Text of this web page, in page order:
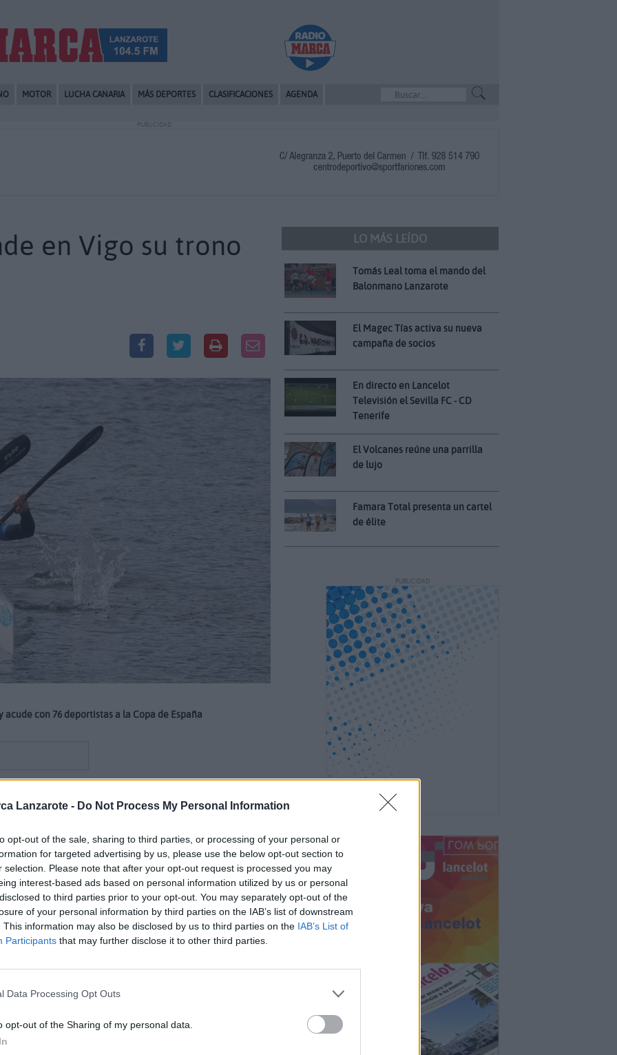
Lanzarote - Do Not Process My Personal Information
opt-out of the sale, sharing to third parties, or processing of your personal or
for targeted advertising by us, please use the below opt-out section to
selection. Please note that after your opt-out request is processed you may
interest-based ads based on personal information utilized by us or personal
to third parties prior to your opt-out. You may separately opt-out of the
of your personal information by third parties on the IAB’s list of downstream
This information may also be disclosed by us to third parties on the IAB’s List of
Participants that may further disclose it to other third parties.
Data Processing Opt Outs
opt-out of the Sharing of my personal data.
MOTOR LUCHA CANARIA MÁS DEPORTES CLASIFICACIONES
AGENDA
PUBLICIDAD
en Vigo su trono
con 76 deportistas a la Copa de España
viajará este fin de semana hasta Vigo para disputar la III
nacional. Además, la prueba será valedera como selectivo
de Kayak de Mar, que se celebrará en Francia el
a 56 clubes de toda España, en una cita que
de la modalidad. Marlines acudirá conuna
nuevamente en una de las representaciones más
posición privilegiada dentro del panorama nacional. Tras
el Club Marlines lidera la XVI Liga Nacional de Kayak
Jóvenes Promesas. Además, encabeza las clasificaciones
y Mujer Sénior, mientras se mantiene en posiciones de
Juvenil, y ocupa la segunda posición de la Liga Máster.
LO MÁS LEÍDO
Tomás Leal toma el mando del
Balonmano Lanzarote
El Magec Tías activa su nueva
campaña de socios
En directo en Lancelot
Televisión el Sevilla FC - CD
Tenerife
El Volcanes reúne una parrilla
de lujo
Famara Total presenta un cartel
de élite
PUBLICIDAD